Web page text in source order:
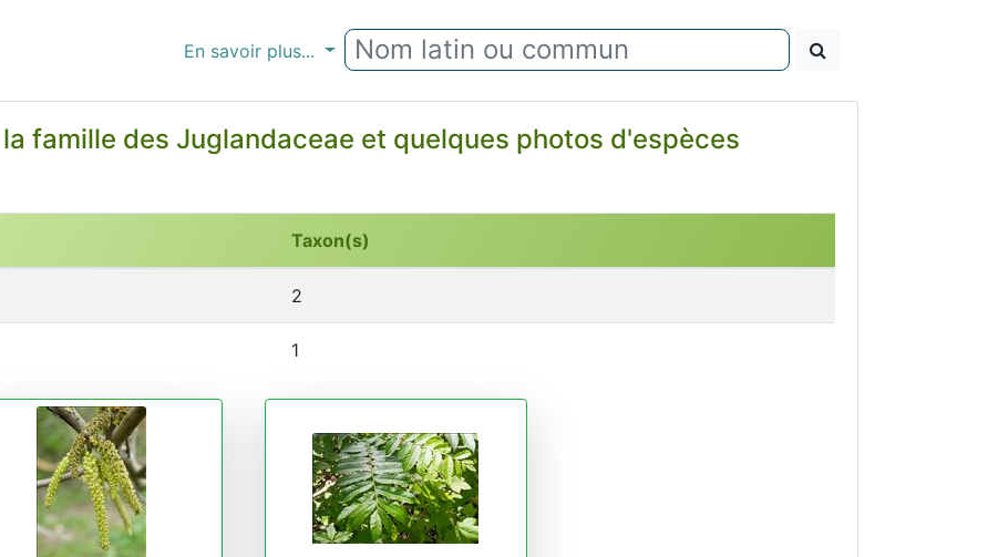
En savoir plus...
famille des Juglandaceae et quelques photos d'espèces
Taxon(s)
2
1